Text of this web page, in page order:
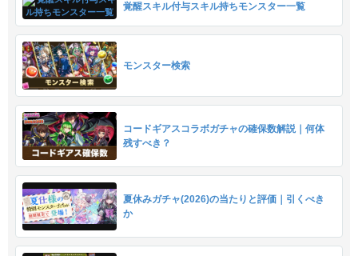
覚醒スキル付与スキル持ちモンスター一覧
モンスター検索
コードギアスコラボガチャの確保数解説｜何体
残すべき？
夏休みガチャ(2026)の当たりと評価｜引くべき
か